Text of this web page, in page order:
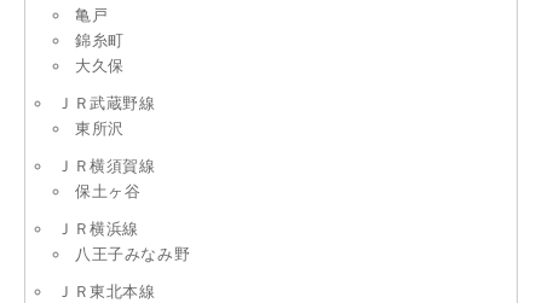
亀戸
錦糸町
大久保
ＪＲ武蔵野線
東所沢
ＪＲ横須賀線
保土ヶ谷
ＪＲ横浜線
八王子みなみ野
ＪＲ東北本線